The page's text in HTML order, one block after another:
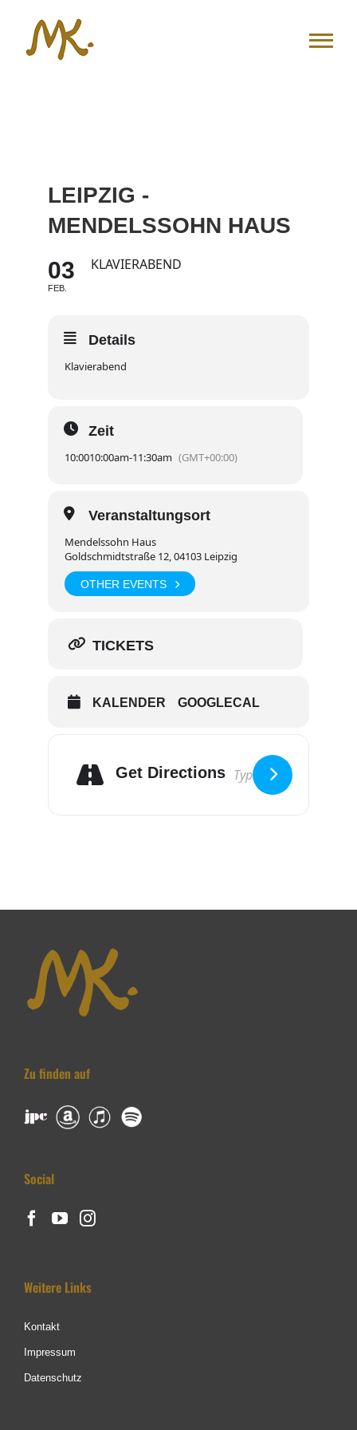
springen
LEIPZIG -
MENDELSSOHN HAUS
03
FEB.
KLAVIERABEND
Details
Klavierabend
Zeit
10:0010:00am-11:30am (GMT+00:00)
Veranstaltungsort
Mendelssohn Haus
Goldschmidtstraße 12, 04103 Leipzig
OTHER EVENTS
TICKETS
KALENDER GOOGLECAL
Get Directions
Zu finden auf
Social
Weitere Links
Kontakt
Impressum
Datenschutz